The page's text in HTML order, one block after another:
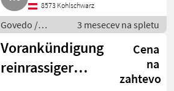
8573 Kohlschwarz
Govedo /
Govedo Angus
3 mesecev na spletu
Vorankündigung
reinrassiger
Cena
na
zahtevo